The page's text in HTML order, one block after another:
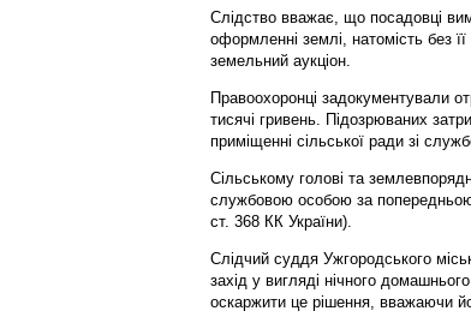
Слідство вважає, що посадовці
оформленні землі, натомість без
земельний аукціон.
Правоохоронці задокументували
тисячі гривень. Підозрюваних
приміщенні сільської ради зі
Сільському голові та
службовою особою за
ст. 368 КК України).
Слідчий суддя Ужгородського
захід у вигляді нічного
оскаржити це рішення, вважаючи